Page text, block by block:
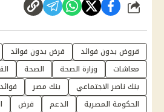
شارك
قروض بدون فوائد قرض بدون فوائد
معاشات
وزارة الصحة الصحة
بنك ناصر الاجتماعي
بنك مصر فوائد
الحكومة المصرية
الدعم قرض